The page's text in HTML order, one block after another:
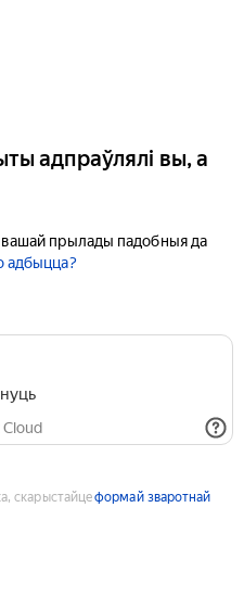
адпраўлялі вы, а
прылады падобныя да
адбыцца?
Cloud
скарыстайцеформай зваротнай